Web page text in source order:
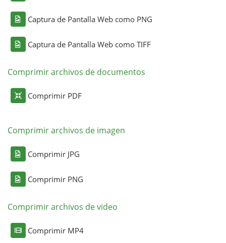
Captura de Pantalla Web como PNG
Captura de Pantalla Web como TIFF
Comprimir archivos de documentos
Comprimir PDF
Comprimir archivos de imagen
Comprimir JPG
Comprimir PNG
Comprimir archivos de video
Comprimir MP4